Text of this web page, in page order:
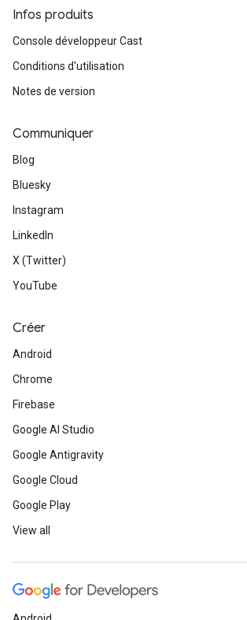
Infos produits
Console développeur Cast
Conditions d'utilisation
Notes de version
Communiquer
Blog
Bluesky
Instagram
LinkedIn
X (Twitter)
YouTube
Créer
Android
Chrome
Firebase
Google AI Studio
Google Antigravity
Google Cloud
Google Play
View all